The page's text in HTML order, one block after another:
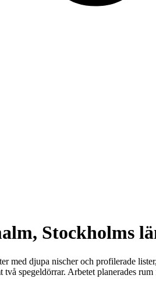
Stockholms
med djupa nischer och profilerade
spegeldörrar. Arbetet planerades